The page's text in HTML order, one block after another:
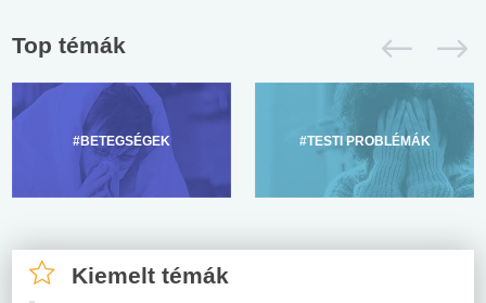
Top témák
#BETEGSÉGEK #TESTI PROBLÉMÁK
Kiemelt témák